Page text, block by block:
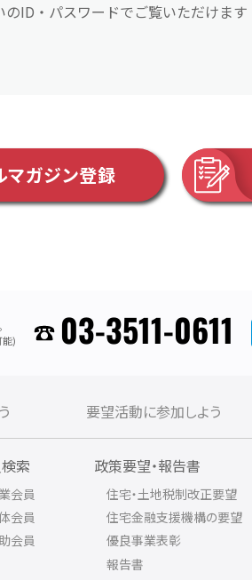
ID・パスワードでご覧いただけます
マガジン登録
)
03-3511-0611
要望活動に参加しよう
索
会員
会員
会員
政策要望・報告書
住宅・土地税制改正要望
住宅金融支援機構の要望
優良事業表彰
報告書